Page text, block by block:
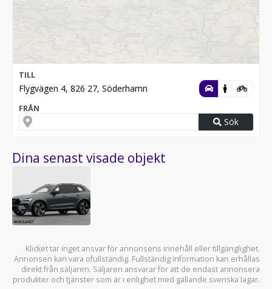
TILL
Flygvägen 4, 826 27, Söderhamn
FRÅN
Sök
Dina senast visade objekt
Klicket tar inget ansvar för annonsens innehåll eller tillgänglighet.
Annonsen kan vara ofullständig. Fullständig information kan erhållas
direkt från säljaren. Säljaren ansvarar för att de endast annonsera
produkter och tjänster som är i enlighet med gällande svenska lagar.